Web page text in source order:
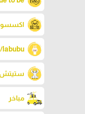
labubu/ لبوبو
ستيتش
مباخر